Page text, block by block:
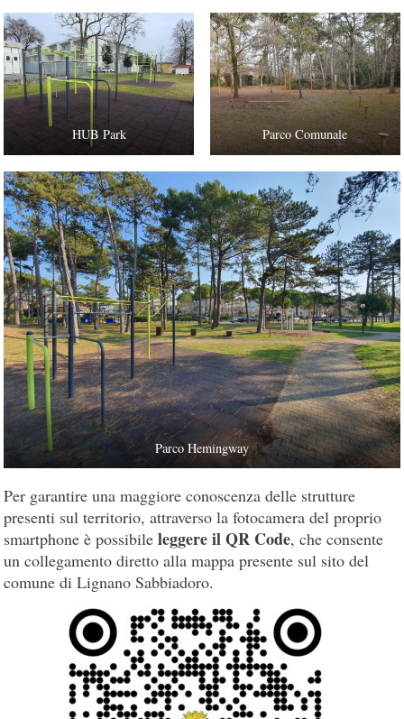
HUB Park Parco Comunale
Parco Hemingway
Per garantire una maggiore conoscenza delle strutture
presenti sul territorio, attraverso la fotocamera del proprio
smartphone è possibileleggere il QR Code, che consente
un collegamento diretto alla mappa presente sul sito del
comune di Lignano Sabbiadoro.